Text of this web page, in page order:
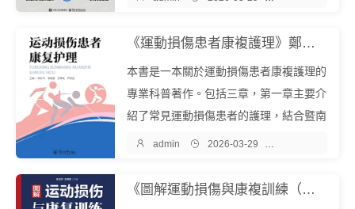
械的正確使用開始，循序漸進地...
《運動損傷患者康複護理》鄭小飛 李劼若 張翠文 嚴加潔『中文EPUB電子書下載 - 爾書網』
本書是一本關於運動損傷患者康複護理的
專業科普著作。包括三章，第一章主要介
紹了常見運動損傷患者的護理，結合暨南
大學附屬第一醫院臨床護理實踐經驗總結
足臨床實踐，內容涵蓋患者術前和...
 admin  2026-03-29 
《圖解運動損傷與康複訓練（漢竹）（精)》吳立東/王瑞旻『中文EPUB電子書下載 - 爾書網』